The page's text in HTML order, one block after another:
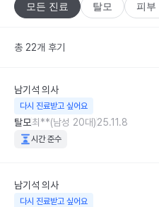
모든 진료 탈모 피부
총 22개 후기
남기석 의사
다시 진료받고 싶어요
탈모최**(남성 20대)25.11.8
시간 준수
남기석 의사
다시 진료받고 싶어요